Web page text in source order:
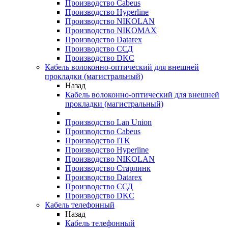
Производство Cabeus
Производство Hyperline
Производство NIKOLAN
Производство NIKOMAX
Производство Datarex
Производство ССД
Производство DKC
Кабель волоконно-оптический для внешней
прокладки (магистральный)
Назад
Кабель волоконно-оптический для внешней
прокладки (магистральный)
Производство Lan Union
Производство Cabeus
Производство ITK
Производство Hyperline
Производство NIKOLAN
Производство Старлинк
Производство Datarex
Производство ССД
Производство DKC
Кабель телефонный
Назад
Кабель телефонный